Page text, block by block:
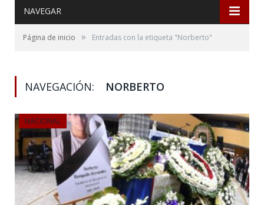
NAVEGAR
Página de inicio » Entradas con la etiqueta "Norberto"
NAVEGACIÓN: NORBERTO
NACIONAL